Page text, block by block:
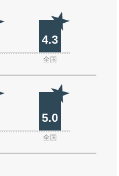
4.3
全国
5.0
全国